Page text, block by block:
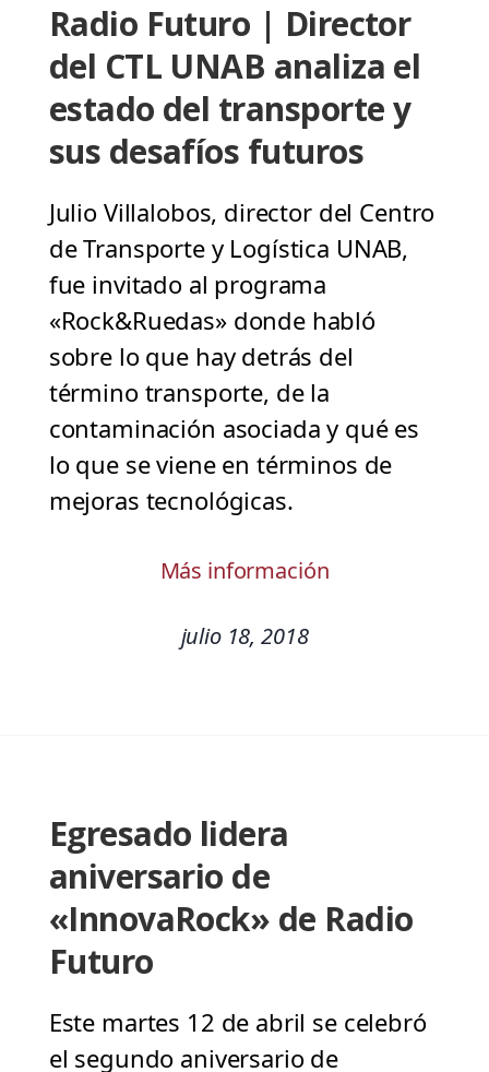
Radio Futuro | Director
del CTL UNAB analiza el
estado del transporte y
sus desafíos futuros
Julio Villalobos, director del Centro
de Transporte y Logística UNAB,
fue invitado al programa
«Rock&Ruedas» donde habló
sobre lo que hay detrás del
término transporte, de la
contaminación asociada y qué es
lo que se viene en términos de
mejoras tecnológicas.
Más información
julio 18, 2018
Egresado lidera
aniversario de
«InnovaRock» de Radio
Futuro
Este martes 12 de abril se celebró
el segundo aniversario de